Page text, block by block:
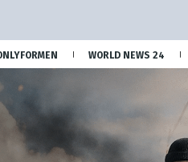
WORLD NEWS 24